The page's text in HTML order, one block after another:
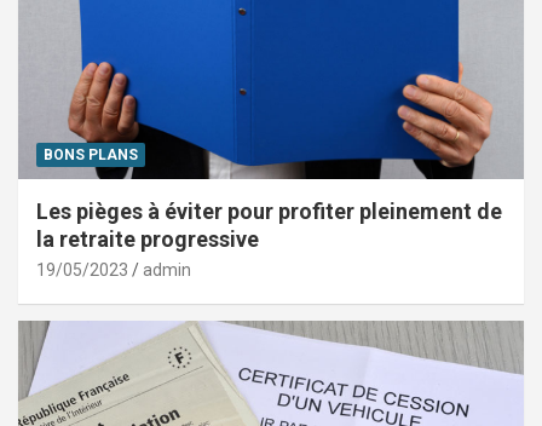
BONS PLANS
Les pièges à éviter pour profiter pleinement de
la retraite progressive
19/05/2023 admin